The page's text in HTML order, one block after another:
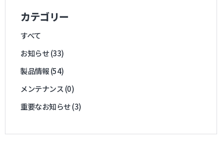
カテゴリー
すべて
お知らせ (33)
製品情報 (54)
メンテナンス (0)
重要なお知らせ (3)